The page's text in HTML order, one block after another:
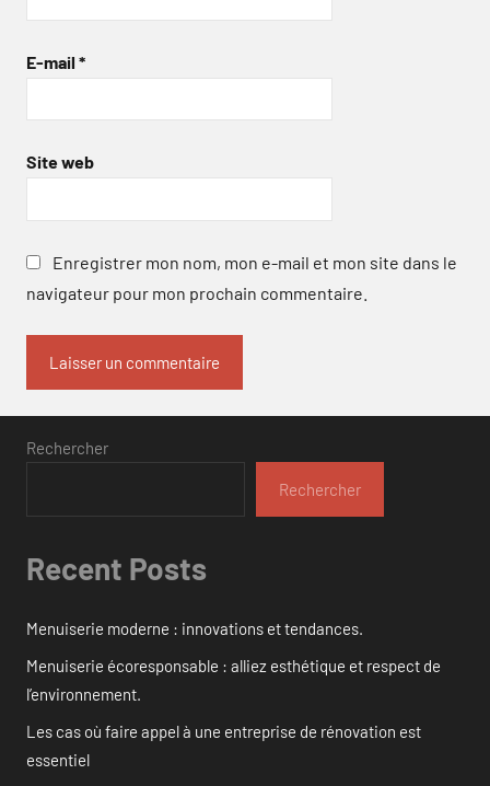
E-mail *
Site web
Enregistrer mon nom, mon e-mail et mon site dans le
navigateur pour mon prochain commentaire.
Rechercher
Rechercher
Recent Posts
Menuiserie moderne : innovations et tendances.
Menuiserie écoresponsable : alliez esthétique et respect de
l’environnement.
Les cas où faire appel à une entreprise de rénovation est
essentiel